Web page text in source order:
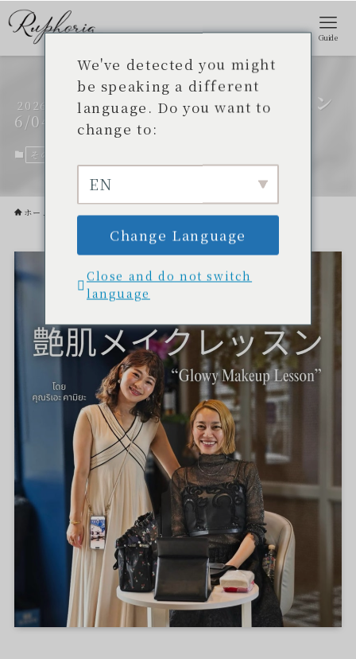
Guide
バンコクで初のメイクレッスン
を行いました
2026
6/04
その他
ホーム その他
We've detected you might
be speaking a different
language. Do you want to
change to:
EN
Change Language
Close and do not switch
language